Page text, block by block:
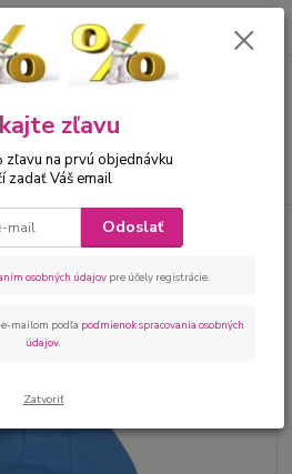
za0 €
Kojenecký overal - kombinéza
- kombinéza
zľavu
zľavu na prvú objednávku
zadať Váš email
Odoslať
osobných údajov pre účely registrácie.
mailom podľa podmienok spracovania osobných
údajov.
Zatvoriť